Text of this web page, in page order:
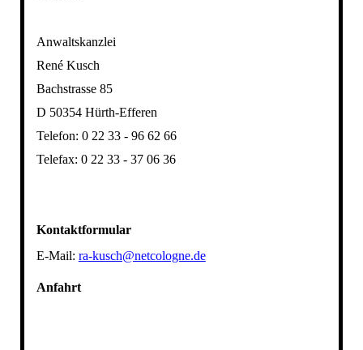
Anwaltskanzlei
René Kusch
Bachstrasse 85
D 50354 Hürth-Efferen
Telefon: 0 22 33 - 96 62 66
Telefax: 0 22 33 - 37 06 36
Kontaktformular
E-Mail: ra-kusch@netcologne.de
Anfahrt